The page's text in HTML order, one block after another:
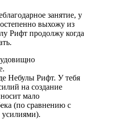
занятие, у
выхожу из
Рифт продолжу когда
Небулы Рифт. У тебя
на создание
мало
(по сравнению с
усилиями).